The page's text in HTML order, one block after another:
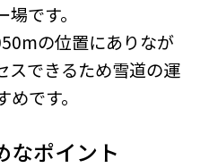
です。
の位置にありなが
スできるため雪道の運
です。
なポイント